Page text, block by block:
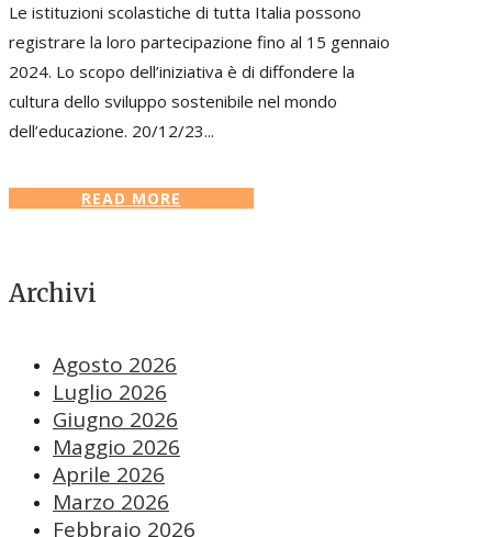
Le istituzioni scolastiche di tutta Italia possono
registrare la loro partecipazione fino al 15 gennaio
2024. Lo scopo dell’iniziativa è di diffondere la
cultura dello sviluppo sostenibile nel mondo
dell’educazione. 20/12/23...
READ MORE
Archivi
Agosto 2026
Luglio 2026
Giugno 2026
Maggio 2026
Aprile 2026
Marzo 2026
Febbraio 2026